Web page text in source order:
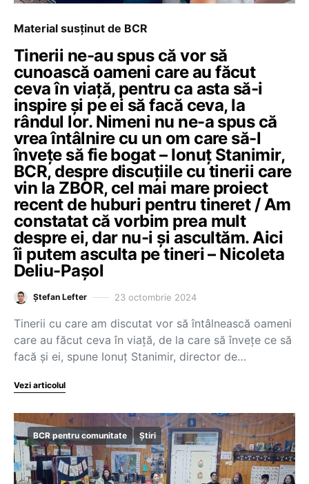
Material susținut de BCR
Tinerii ne-au spus că vor să
cunoască oameni care au făcut
ceva în viață, pentru ca asta să-i
inspire și pe ei să facă ceva, la
rândul lor. Nimeni nu ne-a spus că
vrea întâlnire cu un om care să-l
învețe să fie bogat – Ionuț Stanimir,
BCR, despre discuțiile cu tinerii care
vin la ZBOR, cel mai mare proiect
recent de huburi pentru tineret / Am
constatat că vorbim prea mult
despre ei, dar nu-i și ascultăm. Aici
îi putem asculta pe tineri – Nicoleta
Deliu-Pașol
Ștefan Lefter 23 octombrie 2024
Tinerii cu care am discutat vor să întâlnească oameni
care au făcut ceva în viață, de la care să învețe ce să
facă și ei, spune Ionuț Stanimir, director de…
Vezi articolul
BCR pentru comunitate Știri